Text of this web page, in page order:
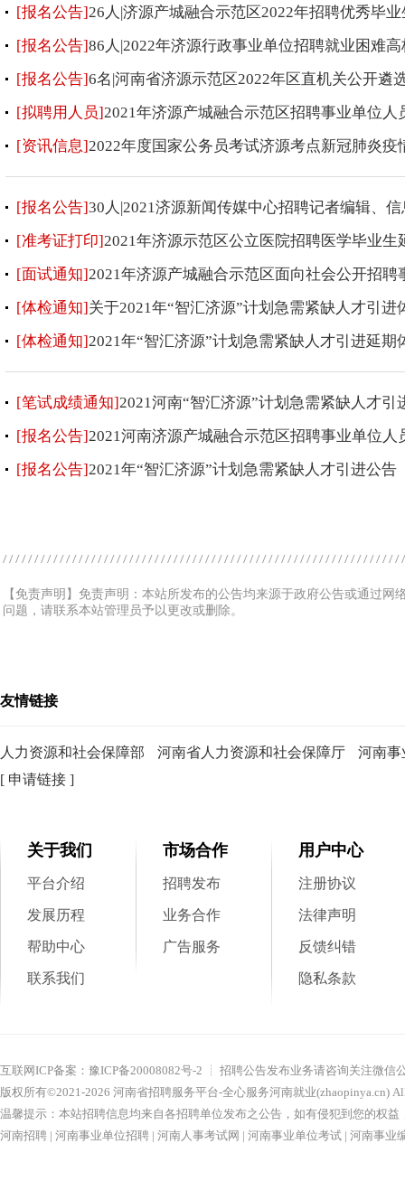
[报名公告]26人|济源产城融合示范区2022年招聘优秀毕
[报名公告]86人|2022年济源行政事业单位招聘就业困难
[报名公告]6名|河南省济源示范区2022年区直机关公开遴
[拟聘用人员]2021年济源产城融合示范区招聘事业单位人
[资讯信息]2022年度国家公务员考试济源考点新冠肺炎疫
[报名公告]30人|2021济源新闻传媒中心招聘记者编辑、
[准考证打印]2021年济源示范区公立医院招聘医学毕业
[面试通知]2021年济源产城融合示范区面向社会公开招
[体检通知]关于2021年“智汇济源”计划急需紧缺人才引进
[体检通知]2021年“智汇济源”计划急需紧缺人才引进延期
[笔试成绩通知]2021河南“智汇济源”计划急需紧缺人才引
[报名公告]2021河南济源产城融合示范区招聘事业单位人
[报名公告]2021年“智汇济源”计划急需紧缺人才引进公告
【免责声明】免责声明：本站所发布的公告均来源于政府公告或通过
问题，请联系本站管理员予以更改或删除。
友情链接
人力资源和社会保障部 河南省人力资源和社会保障厅
河南事
[ 申请链接 ]
关于我们
平台介绍
发展历程
帮助中心
联系我们
市场合作
招聘发布
业务合作
广告服务
用户中心
注册协议
法律声明
反馈纠错
隐私条款
互联网ICP备案： 豫ICP备20008082号-2 ┊ 招聘公告发布业务请咨询关注微信
版权所有©2021-2026 河南省招聘服务平台-全心服务河南就业(zhaopinya.cn)
温馨提示：本站招聘信息均来自各招聘单位发布之公告，如有侵犯到您的权
河南招聘 | 河南事业单位招聘 | 河南人事考试网 | 河南事业单位考试 | 河南事业